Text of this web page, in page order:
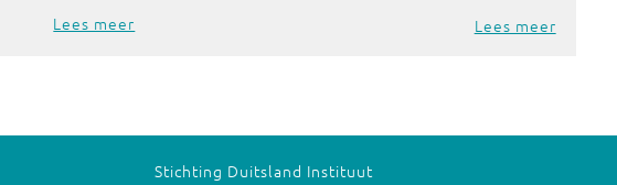
Lees meer
Lees meer
Stichting Duitsland Instituut